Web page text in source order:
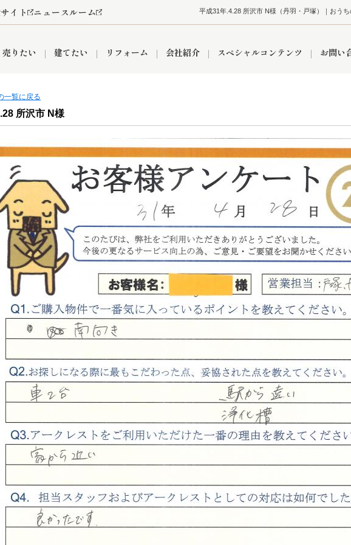
平成31年.4.28 所沢市 N様（丹羽・戸塚）｜おう
イト ニュースルーム
探す お気に入り 閲覧履歴 検索履歴
リノベーション済み物件
8代疾病保証付き住宅ローン 団体信用保険 購入するメリット
ふじみ野市 富士見市 志木市 新座市 朝霞市 西東京市 東村山市
売りたい
実績 よくある質問 売却コラム 査定依頼フォーム
空き家 リースバック
入間市 狭山市 富士見市 新座市 清瀬市 練馬区
建てたい リフォーム
【埼玉】補助金・助成金 【東京】補助金・助成金
会社紹介
お客様の声 創業の想い 総合不動産の強み インフォメーション
入間営業所 ひばりケ丘営業所 秋津営業所 東久留米営業所
おうちパークグループの強み
スペシャルコンテンツ
パークくらぶ レンタルスペース 期間限定キャンペーン
お問い
依頼 なんでもご相談 プライバシーポリシー
一覧に戻る
所沢市 N様